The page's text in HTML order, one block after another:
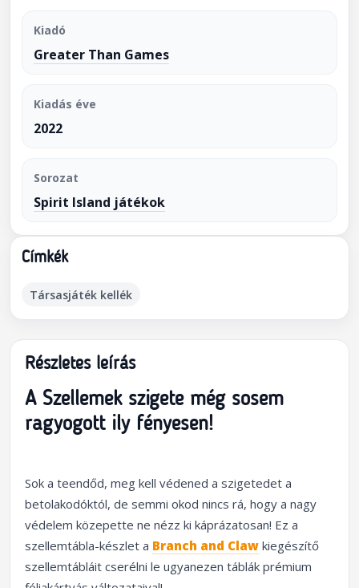
Kiadó
Greater Than Games
Kiadás éve
2022
Sorozat
Spirit Island játékok
Címkék
Társasjáték kellék
Részletes leírás
A Szellemek szigete még sosem
ragyogott ily fényesen!
Sok a teendőd, meg kell védened a szigetedet a
betolakodóktól, de semmi okod nincs rá, hogy a nagy
védelem közepette ne nézz ki káprázatosan! Ez a
szellemtábla-készlet a Branch and Claw kiegészítő
szellemtábláit cserélni le ugyanezen táblák prémium